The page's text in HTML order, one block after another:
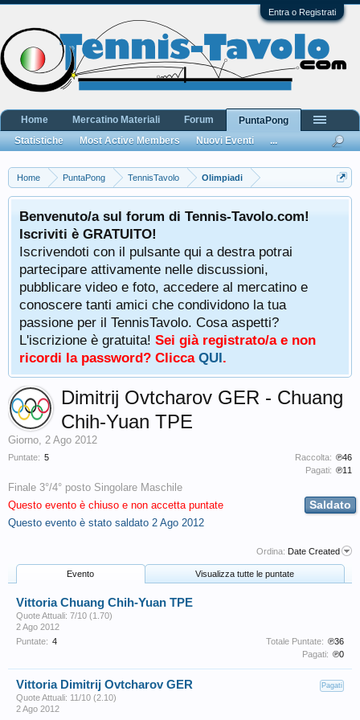
Entra o Registrati
Home PuntaPong TennisTavolo Olimpiadi
Benvenuto/a sul forum di Tennis-Tavolo.com!
Iscriviti è GRATUITO!
Iscrivendoti con il pulsante qui a destra potrai
partecipare attivamente nelle discussioni,
pubblicare video e foto, accedere al mercatino e
conoscere tanti amici che condividono la tua
passione per il TennisTavolo. Cosa aspetti?
L'iscrizione è gratuita! Sei già registrato/a e non
ricordi la password? Clicca QUI.
Puntate: 5 Raccolta: ℗46
Pagati: ℗11
Dimitrij Ovtcharov GER - Chuang
Chih-Yuan TPE
Giorno, 2 Ago 2012
Saldato
Finale 3°/4° posto Singolare Maschile
Questo evento è chiuso e non accetta puntate
Questo evento è stato saldato 2 Ago 2012
Ordina: Date Created
Evento Visualizza tutte le puntate
Vittoria Chuang Chih-Yuan TPE
Quote Attuali: 7/10 (1.70)
2 Ago 2012
Puntate: 4 Totale Puntate: ℗36
Pagati: ℗0
Pagati
Vittoria Dimitrij Ovtcharov GER
Quote Attuali: 11/10 (2.10)
2 Ago 2012
Home Mercatino Materiali Forum
PuntaPong
Statistiche
Most Active Members Nuovi Eventi ...